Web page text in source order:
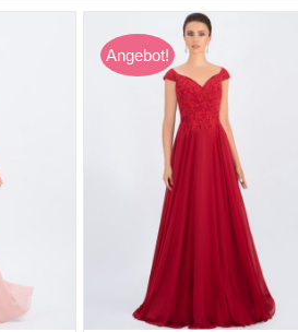
Angebot!